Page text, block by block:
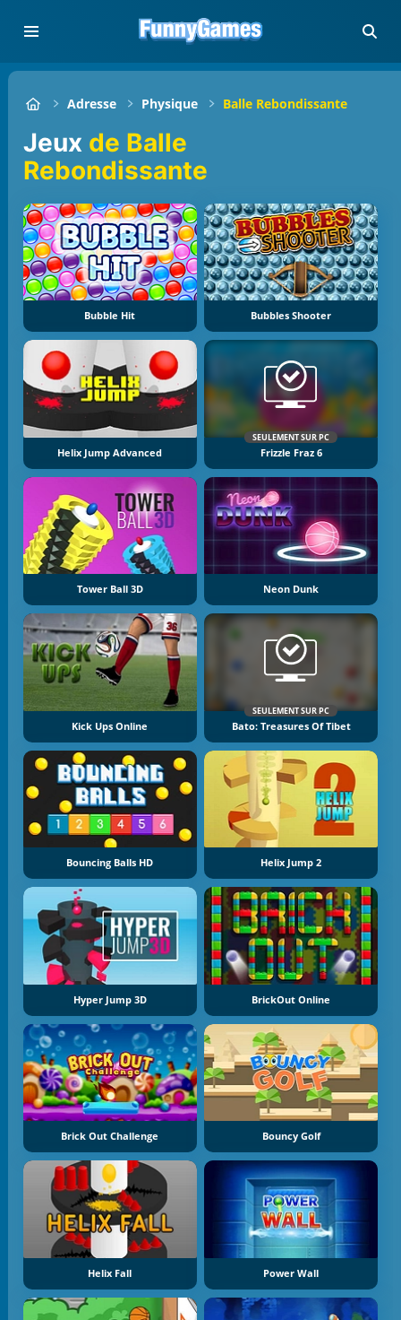
Adresse Physique Balle Rebondissante
Jeux de Balle
Rebondissante
Bubble Hit Bubbles Shooter
Helix Jump Advanced
SEULEMENT SUR PC
Frizzle Fraz 6
Tower Ball 3D Neon Dunk
Kick Ups Online
SEULEMENT SUR PC
Bato: Treasures Of Tibet
Bouncing Balls HD Helix Jump 2
Hyper Jump 3D BrickOut Online
Brick Out Challenge Bouncy Golf
Helix Fall Power Wall